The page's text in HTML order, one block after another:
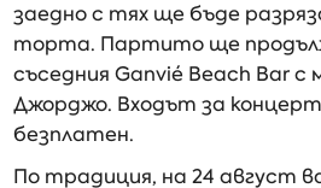
заедно с тях ще бъде
торта. Партито ще
съседния Ganvié Beach Bar с
Джорджо. Входът за
безплатен.
По традиция, на 24 август